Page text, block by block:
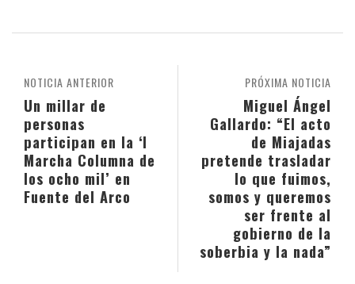
PRÓXIMA NOTICIA
Miguel Ángel
Gallardo: “El acto
de Miajadas
pretende trasladar
lo que fuimos,
somos y queremos
ser frente al
gobierno de la
soberbia y la nada”
NOTICIA ANTERIOR
Un millar de
personas
participan en la ‘I
Marcha Columna de
los ocho mil’ en
Fuente del Arco